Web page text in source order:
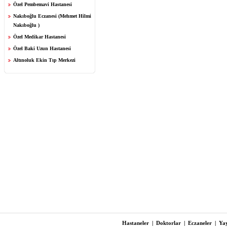
Özel Pembemavi Hastanesi
Nakıboğlu Eczanesi (Mehmet Hilmi
Nakıboğlu )
Özel Medikar Hastanesi
Özel Baki Uzun Hastanesi
Altınoluk Ekin Tıp Merkezi
Hastaneler | Doktorlar | Eczaneler |